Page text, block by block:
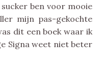
ben voor mooie
mijn pas-gekochte
dit een boek waar ik
Signa weet niet beter